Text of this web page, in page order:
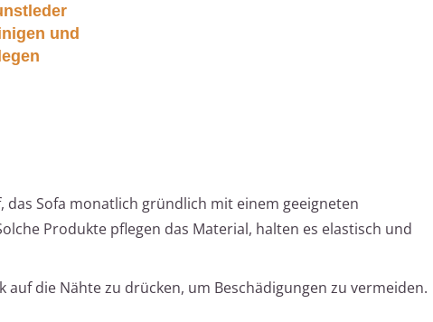
und
das Sofa monatlich gründlich mit einem geeigneten
Produkte pflegen das Material, halten es elastisch und
auf die Nähte zu drücken, um Beschädigungen zu vermeiden.